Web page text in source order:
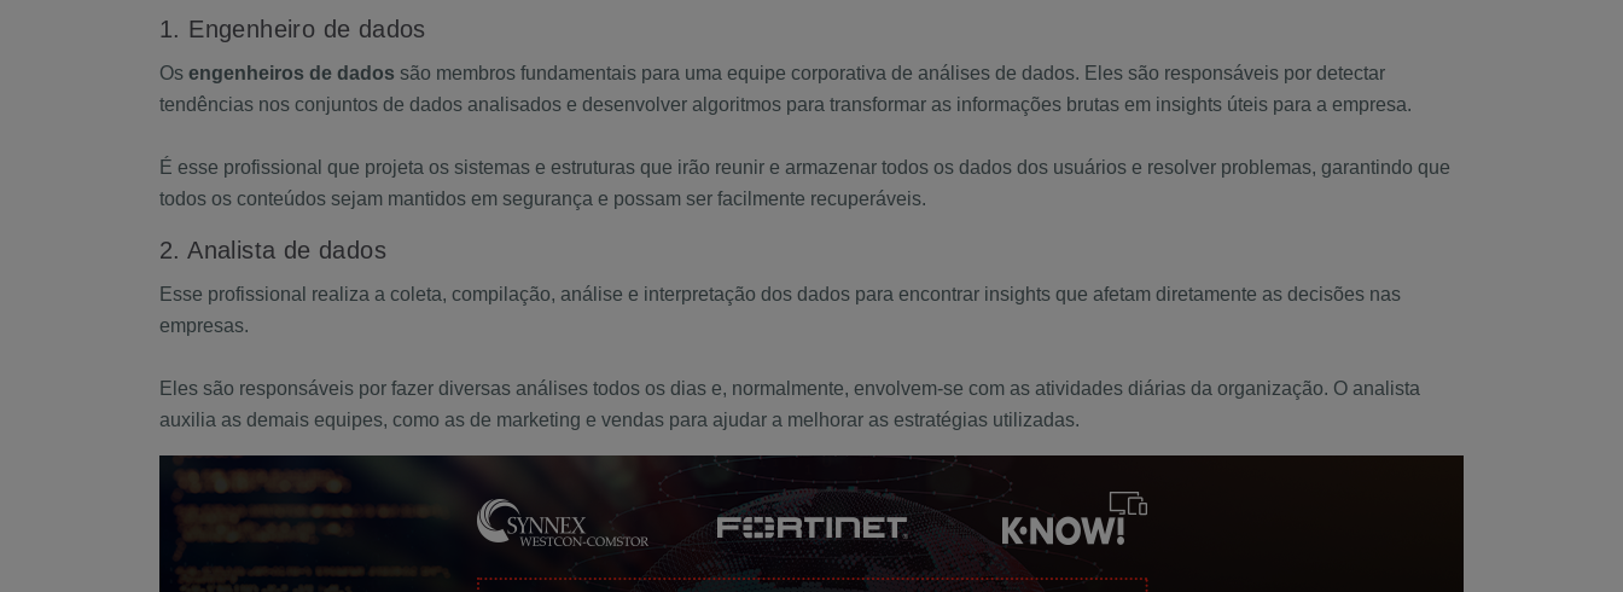
1. Engenheiro de dados
Os engenheiros de dados são membros fundamentais para uma equipe corporativa de análises de dados. Eles são responsáveis por detectar
tendências nos conjuntos de dados analisados e desenvolver algoritmos para transformar as informações brutas em insights úteis para a empresa.
É esse profissional que projeta os sistemas e estruturas que irão reunir e armazenar todos os dados dos usuários e resolver problemas, garantindo que
todos os conteúdos sejam mantidos em segurança e possam ser facilmente recuperáveis.
2. Analista de dados
Esse profissional realiza a coleta, compilação, análise e interpretação dos dados para encontrar insights que afetam diretamente as decisões nas
empresas.
Eles são responsáveis por fazer diversas análises todos os dias e, normalmente, envolvem-se com as atividades diárias da organização. O analista
auxilia as demais equipes, como as de marketing e vendas para ajudar a melhorar as estratégias utilizadas.